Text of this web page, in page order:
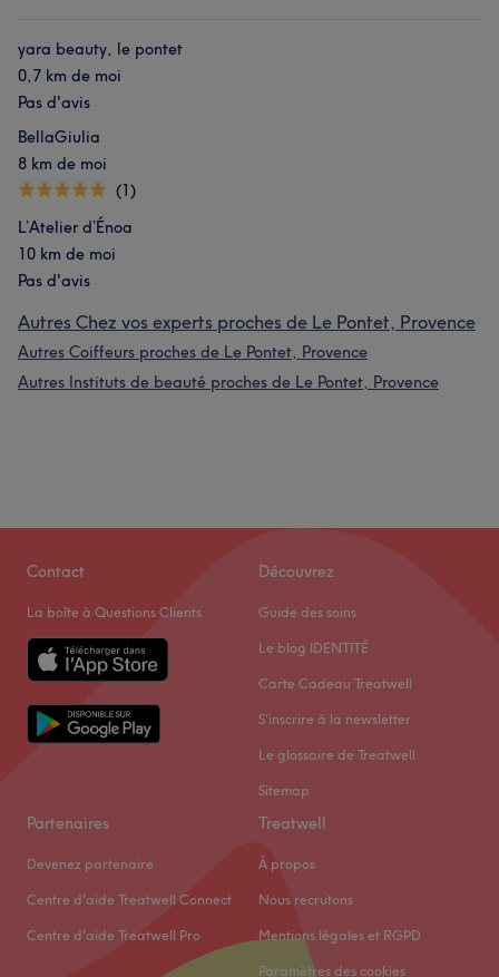
yara beauty, le pontet
0,7 km de moi
Pas d'avis
BellaGiulia
8 km de moi
(1)
L’Atelier d’Énoa
10 km de moi
Pas d'avis
Autres Chez vos experts proches de Le Pontet, Provence
Autres Coiffeurs proches de Le Pontet, Provence
Autres Instituts de beauté proches de Le Pontet, Provence
Contact
La boîte à Questions Clients
Découvrez
Guide des soins
Le blog IDENTITÉ
Carte Cadeau Treatwell
S'inscrire à la newsletter
Le glossaire de Treatwell
Sitemap
Partenaires
Devenez partenaire
Centre d'aide Treatwell Connect
Centre d'aide Treatwell Pro
Treatwell
À propos
Nous recrutons
Mentions légales et RGPD
Paramètres des cookies